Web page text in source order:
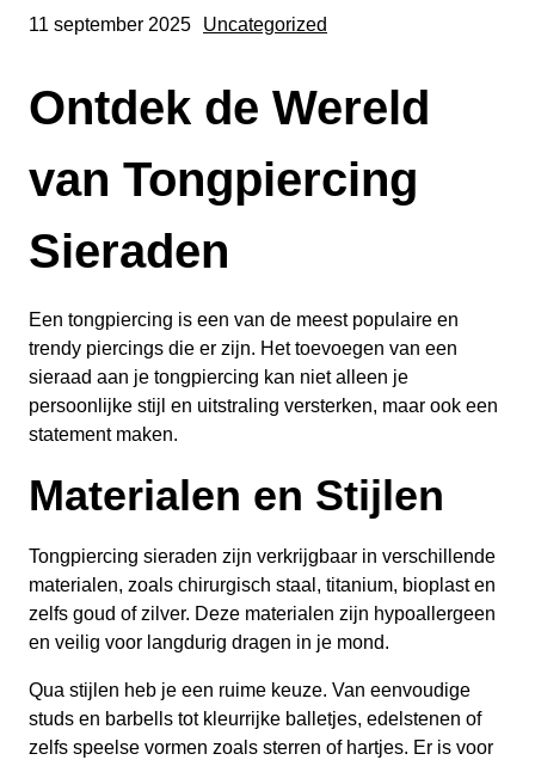
11 september 2025 Uncategorized
Ontdek de Wereld
van Tongpiercing
Sieraden
Een tongpiercing is een van de meest populaire en
trendy piercings die er zijn. Het toevoegen van een
sieraad aan je tongpiercing kan niet alleen je
persoonlijke stijl en uitstraling versterken, maar ook een
statement maken.
Materialen en Stijlen
Tongpiercing sieraden zijn verkrijgbaar in verschillende
materialen, zoals chirurgisch staal, titanium, bioplast en
zelfs goud of zilver. Deze materialen zijn hypoallergeen
en veilig voor langdurig dragen in je mond.
Qua stijlen heb je een ruime keuze. Van eenvoudige
studs en barbells tot kleurrijke balletjes, edelstenen of
zelfs speelse vormen zoals sterren of hartjes. Er is voor